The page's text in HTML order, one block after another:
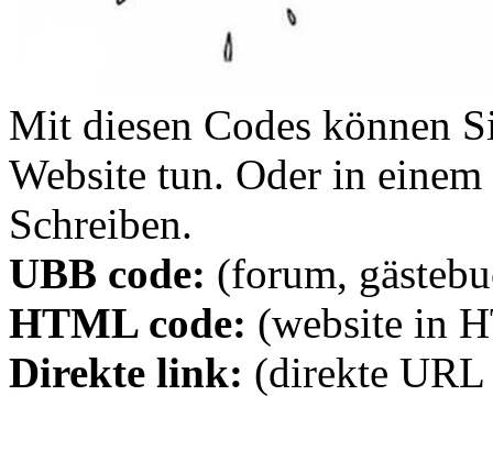
Mit diesen Codes können
Website tun. Oder in
Schreiben.
UBB code: (forum,
HTML code: (website in
Direkte link: (direkte